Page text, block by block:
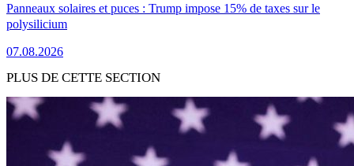
Panneaux solaires et puces : Trump impose 15% de taxes sur le
polysilicium
07.08.2026
PLUS DE CETTE SECTION